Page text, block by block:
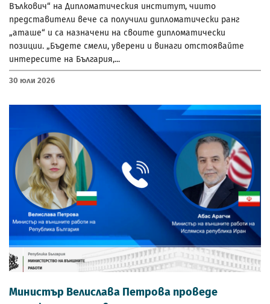
Вълкович“ на Дипломатическия институт, чиито
представители вече са получили дипломатически ранг
„аташе“ и са назначени на своите дипломатически
позиции. „Бъдете смели, уверени и винаги отстоявайте
интересите на България,...
30 Юли 2026
Министър Велислава Петрова проведе